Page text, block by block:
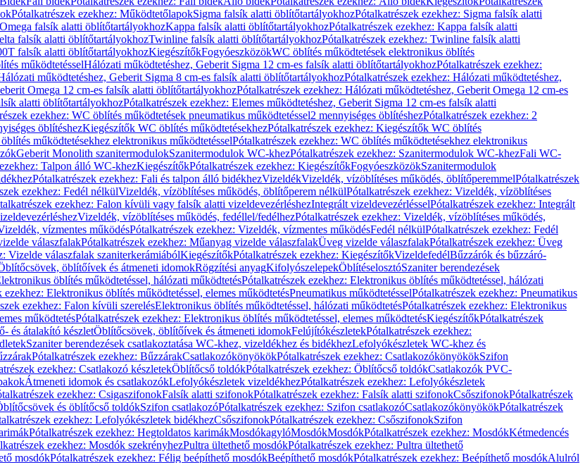
Pótalkatrészek ezekhez: MűködtetőlapokSigma falsík alatti öblítőtartályokhozPótalkatrészek ezekhez: Sigma falsík alatti
falsík alatti öblítőtartályokhozKappa falsík alatti öblítőtartályokhozPótalkatrészek ezekhez: Kappa falsík alatti
falsík alatti öblítőtartályokhozTwinline falsík alatti öblítőtartályokhozPótalkatrészek ezekhez: Twinline falsík alatti
falsík alatti öblítőtartályokhozKiegészítőkFogyóeszközökWC öblítés működtetések elektronikus öblítés
működtetésselHálózati működtetéshez, Geberit Sigma 12 cm-es falsík alatti öblítőtartályokhozPótalkatrészek ezekhez:
működtetéshez, Geberit Sigma 8 cm-es falsík alatti öblítőtartályokhozPótalkatrészek ezekhez: Hálózati működtetéshez,
Omega 12 cm-es falsík alatti öblítőtartályokhozPótalkatrészek ezekhez: Hálózati működtetéshez, Geberit Omega 12 cm-es
alatti öblítőtartályokhozPótalkatrészek ezekhez: Elemes működtetéshez, Geberit Sigma 12 cm-es falsík alatti
ezekhez: WC öblítés működtetések pneumatikus működtetéssel2 mennyiséges öblítéshezPótalkatrészek ezekhez: 2
öblítéshezKiegészítők WC öblítés működtetésekhezPótalkatrészek ezekhez: Kiegészítők WC öblítés
működtetésekhez elektronikus működtetésselPótalkatrészek ezekhez: WC öblítés működtetésekhez elektronikus
Geberit Monolith szanitermodulokSzanitermodulok WC-khezPótalkatrészek ezekhez: Szanitermodulok WC-khezFali WC-
Talpon álló WC-khezKiegészítőkPótalkatrészek ezekhez: KiegészítőkFogyóeszközökSzanitermodulok
Pótalkatrészek ezekhez: Fali és talpon álló bidékhezVizeldékVizeldék, vízöblítéses működés, öblítőperemmelPótalkatrészek
ezekhez: Fedél nélkülVizeldék, vízöblítéses működés, öblítőperem nélkülPótalkatrészek ezekhez: Vizeldék, vízöblítéses
ezekhez: Falon kívüli vagy falsík alatti vizeldevezérléshezIntegrált vizeldevezérlésselPótalkatrészek ezekhez: Integrált
Vizeldék, vízöblítéses működés, fedéllel/fedélhezPótalkatrészek ezekhez: Vizeldék, vízöblítéses működés,
vízmentes működésPótalkatrészek ezekhez: Vizeldék, vízmentes működésFedél nélkülPótalkatrészek ezekhez: Fedél
válaszfalakPótalkatrészek ezekhez: Műanyag vizelde válaszfalakÜveg vizelde válaszfalakPótalkatrészek ezekhez: Üveg
Vizelde válaszfalak szaniterkerámiábólKiegészítőkPótalkatrészek ezekhez: KiegészítőkVizeldefedélBűzzárók és bűzzáró-
öblítőívek és átmeneti idomokRögzítési anyagKifolyószelepekÖblítéselosztóSzaniter berendezések
öblítés működtetéssel, hálózati működtetésPótalkatrészek ezekhez: Elektronikus öblítés működtetéssel, hálózati
ezekhez: Elektronikus öblítés működtetéssel, elemes működtetésPneumatikus működtetésselPótalkatrészek ezekhez: Pneumatikus
ezekhez: Falon kívüli szerelésElektronikus öblítés működtetéssel, hálózati működtetésPótalkatrészek ezekhez: Elektronikus
működtetésPótalkatrészek ezekhez: Elektronikus öblítés működtetéssel, elemes működtetésKiegészítőkPótalkatrészek
és átalakító készletÖblítőcsövek, öblítőívek és átmeneti idomokFelújítókészletekPótalkatrészek ezekhez:
Szaniter berendezések csatlakoztatása WC-khez, vizeldékhez és bidékhezLefolyókészletek WC-khez és
Pótalkatrészek ezekhez: BűzzárakCsatlakozókönyökökPótalkatrészek ezekhez: CsatlakozókönyökökSzifon
ezekhez: Csatlakozó készletekÖblítőcső toldókPótalkatrészek ezekhez: Öblítőcső toldókCsatlakozók PVC-
Átmeneti idomok és csatlakozókLefolyókészletek vizeldékhezPótalkatrészek ezekhez: Lefolyókészletek
ezekhez: CsigaszifonokFalsík alatti szifonokPótalkatrészek ezekhez: Falsík alatti szifonokCsőszifonokPótalkatrészek
és öblítőcső toldókSzifon csatlakozóPótalkatrészek ezekhez: Szifon csatlakozóCsatlakozókönyökökPótalkatrészek
ezekhez: Lefolyókészletek bidékhezCsőszifonokPótalkatrészek ezekhez: CsőszifonokSzifon
Pótalkatrészek ezekhez: Hegtoldatos karimákMosdókagylóMosdókMosdókPótalkatrészek ezekhez: MosdókKétmedencés
ezekhez: Mosdók szekrényhezPultra ültethető mosdókPótalkatrészek ezekhez: Pultra ültethető
mosdókPótalkatrészek ezekhez: Félig beépíthető mosdókBeépíthető mosdókPótalkatrészek ezekhez: Beépíthető mosdókAlulról